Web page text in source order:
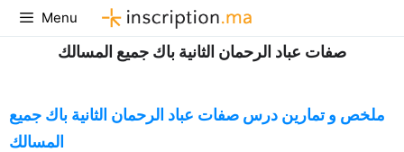
Aller
au
Menu
صفات عباد الرحمان الثانية باك جميع المسالك
ملخص و تمارين درس صفات عباد الرحمان الثانية باك جميع
المسالك